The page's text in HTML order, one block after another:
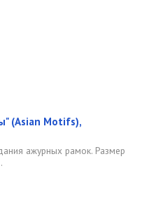
(Asian Motifs),
ажурных рамок. Размер